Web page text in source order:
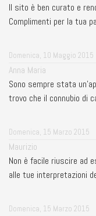
Il sito è ben curato e
Complimenti per la tua
Domenica, 10 Maggio 2015
Anna Maria
Sono sempre stata
trovo che il connubio di
Domenica, 15 Marzo 2015
Maurizio
Non è facile riuscire ad
alle tue interpretazioni
Domenica, 15 Marzo 2015